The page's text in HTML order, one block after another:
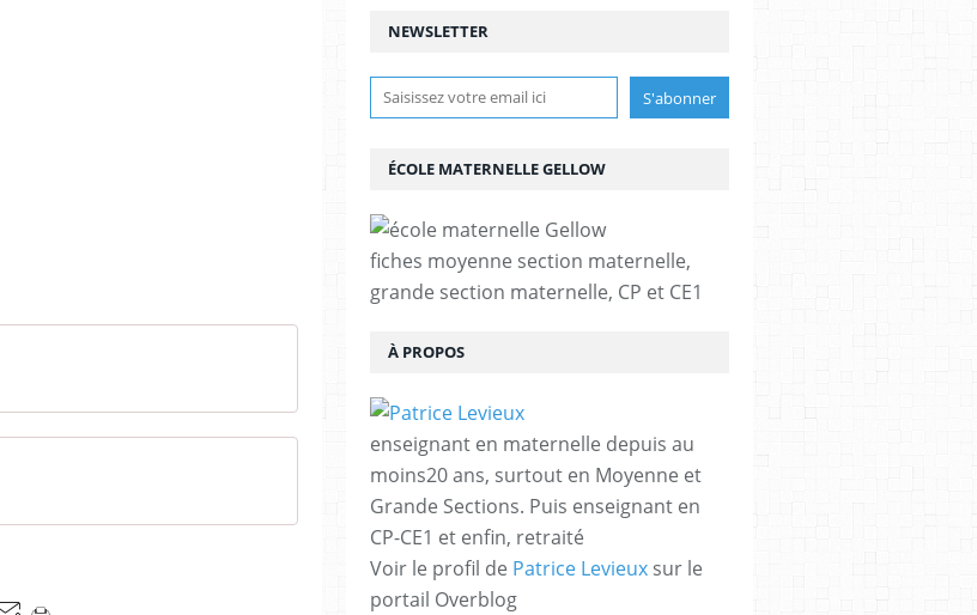
NEWSLETTER
ÉCOLE MATERNELLE GELLOW
fiches moyenne section maternelle,
grande section maternelle, CP et CE1
À PROPOS
enseignant en maternelle depuis au
moins20 ans, surtout en Moyenne et
Grande Sections. Puis enseignant en
CP-CE1 et enfin, retraité
Voir le profil de Patrice Levieux sur le
portail Overblog